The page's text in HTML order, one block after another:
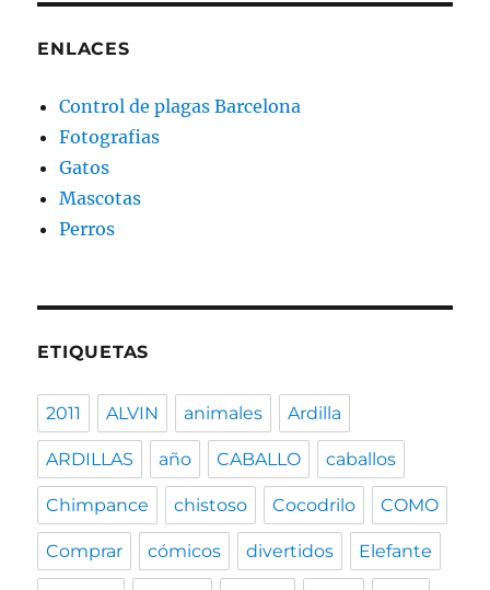
ENLACES
Control de plagas Barcelona
Fotografias
Gatos
Mascotas
Perros
ETIQUETAS
2011 ALVIN animales Ardilla
ARDILLAS año CABALLO caballos
Chimpance chistoso Cocodrilo COMO
Comprar cómicos divertidos Elefante